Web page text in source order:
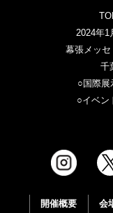
2024年1
幕張メッセ
千
○国際展
○イベン
開催概要 会